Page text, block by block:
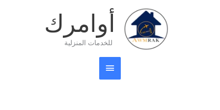
أوامرك
للخدمات المنزلية
القائمة
الرئيسية